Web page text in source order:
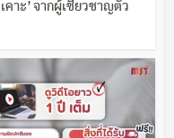
คาะ’ จากผู้เชี่ยวชาญตัว